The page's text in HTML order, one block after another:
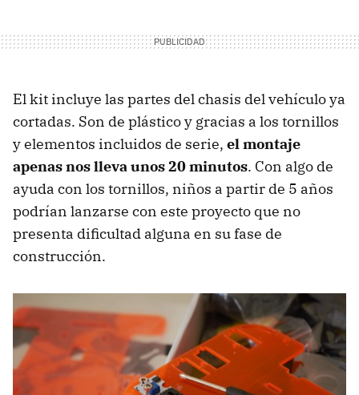
El kit incluye las partes del chasis del vehículo ya
cortadas. Son de plástico y gracias a los tornillos
y elementos incluidos de serie, el montaje
apenas nos lleva unos 20 minutos. Con algo de
ayuda con los tornillos, niños a partir de 5 años
podrían lanzarse con este proyecto que no
presenta dificultad alguna en su fase de
construcción.